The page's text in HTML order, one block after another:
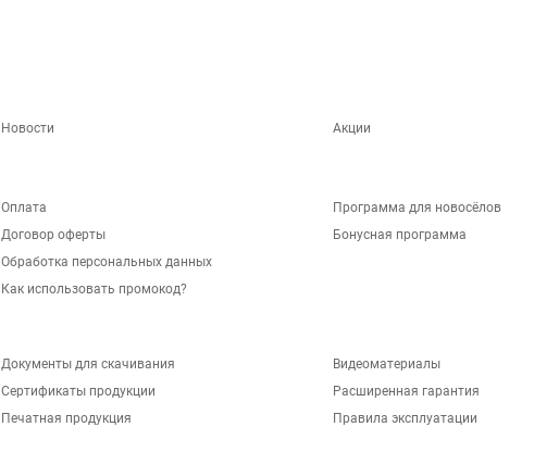
Новости Акции
Оплата
Договор оферты
Обработка персональных данных
Как использовать промокод?
Программа для новосёлов
Бонусная программа
Документы для скачивания
Сертификаты продукции
Печатная продукция
Видеоматериалы
Расширенная гарантия
Правила эксплуатации